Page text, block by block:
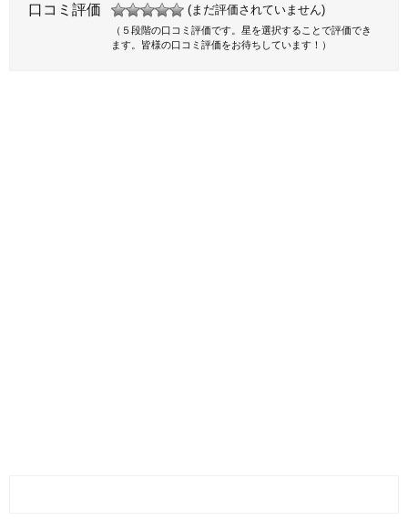
口コミ評価 (まだ評価されていません)
（５段階の口コミ評価です。星を選択することで評価でき
ます。皆様の口コミ評価をお待ちしています！）